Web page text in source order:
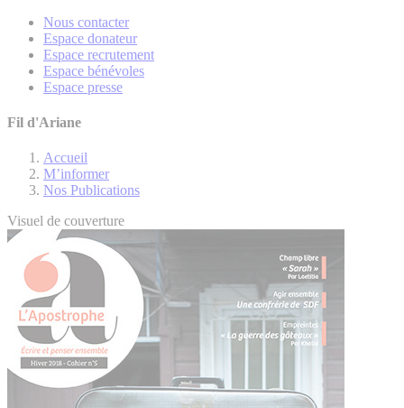
Nous contacter
Espace donateur
Espace recrutement
Espace bénévoles
Espace presse
Fil d'Ariane
Accueil
M’informer
Nos Publications
Visuel de couverture